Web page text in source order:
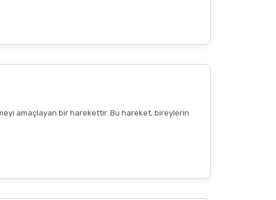
amaçlayan bir harekettir. Bu hareket, bireylerin